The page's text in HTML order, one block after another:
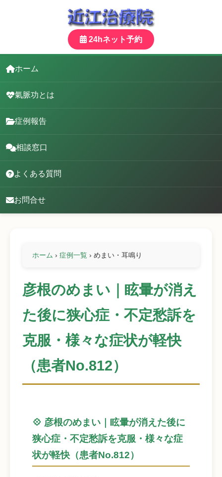
24hネット予約
ホーム
氣脈功とは
症例報告
相談窓口
よくある質問
お問合せ
ホーム › 症例一覧 › めまい・耳鳴り
彦根のめまい｜眩暈が消え
た後に狭心症・不定愁訴を
克服・様々な症状が軽快
（患者No.812）
💠 彦根のめまい｜眩暈が消えた後に
狭心症・不定愁訴を克服・様々な症
状が軽快（患者No.812）